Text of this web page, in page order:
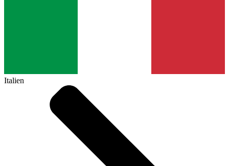
Italien